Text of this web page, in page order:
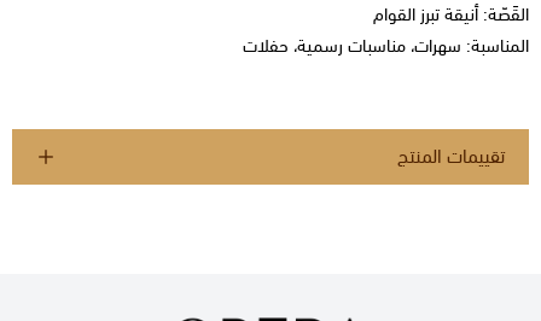
القَصّة: أنيقة تبرز القوام
المناسبة: سهرات، مناسبات رسمية، حفلات
تقييمات المنتج